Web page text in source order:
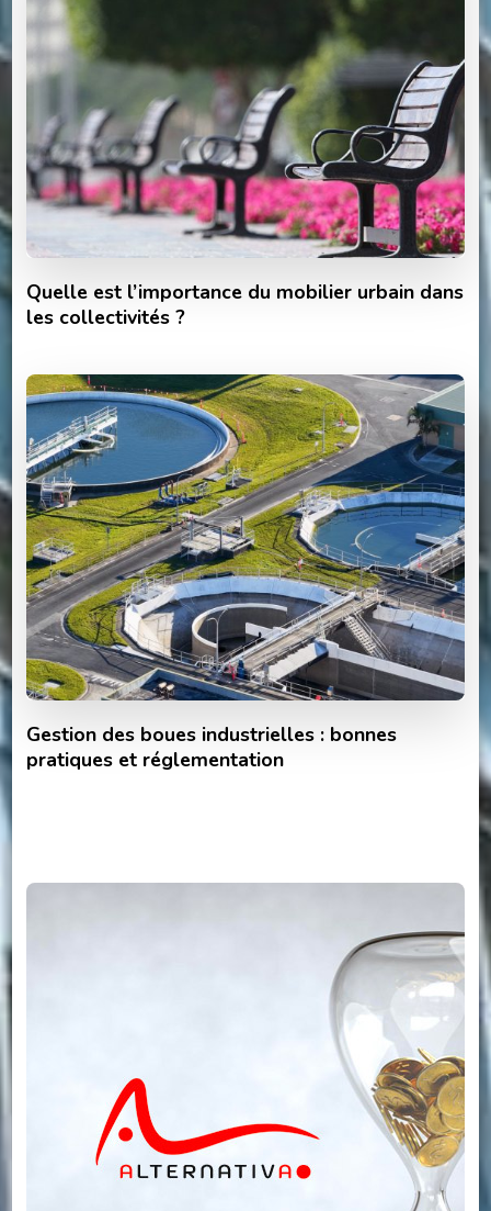
Quelle est l’importance du mobilier urbain dans
les collectivités ?
Gestion des boues industrielles : bonnes
pratiques et réglementation